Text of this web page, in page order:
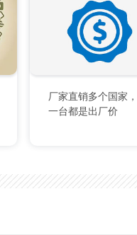
厂家直销多个国家
一台都是出厂价